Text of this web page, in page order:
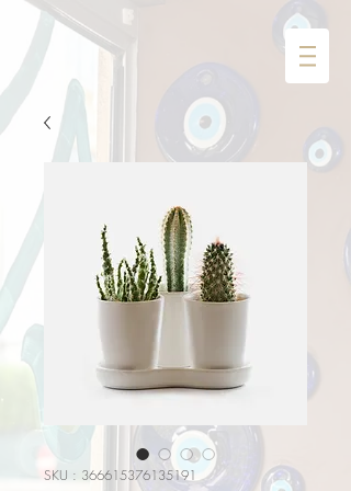
SKU : 366615376135191